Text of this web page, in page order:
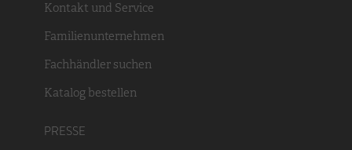
Kontakt und Service
Familienunternehmen
Fachhändler suchen
Katalog bestellen
PRESSE